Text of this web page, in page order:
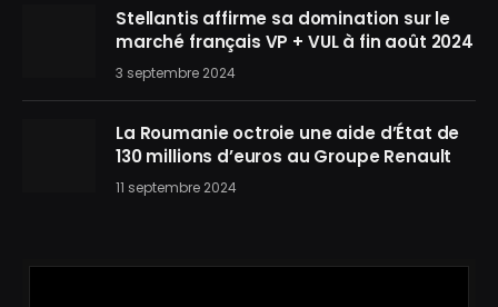
Stellantis affirme sa domination sur le
marché français VP + VUL à fin août 2024
3 septembre 2024
La Roumanie octroie une aide d’État de
130 millions d’euros au Groupe Renault
11 septembre 2024